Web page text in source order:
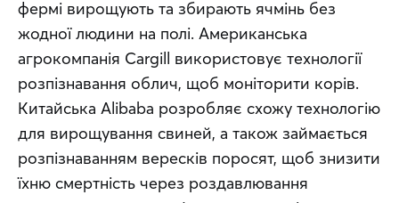
фермі вирощують та збирають ячмінь без
жодної людини на полі. Американська
агрокомпанія Cargill використовує технології
розпізнавання облич, щоб моніторити корів.
Китайська Alibaba розробляє схожу технологію
для вирощування свиней, а також займається
розпізнаванням вересків поросят, щоб знизити
їхню смертність через роздавлювання